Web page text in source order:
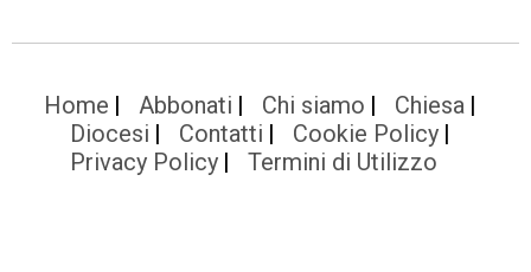
Home Abbonati Chi siamo
Chiesa
Diocesi
Contatti
Cookie Policy
Privacy Policy
Termini di Utilizzo